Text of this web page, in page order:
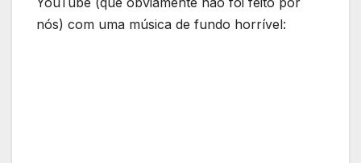
nós) com uma música de fundo horrível: